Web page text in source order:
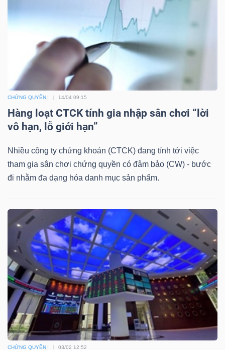
CHỨNG QUYỀN 14/04 09:15
Hàng loạt CTCK tính gia nhập sân chơi “lời
vô hạn, lỗ giới hạn”
Nhiều công ty chứng khoán (CTCK) đang tính tới việc
tham gia sân chơi chứng quyền có đảm bảo (CW) - bước
đi nhằm đa dạng hóa danh mục sản phẩm.
CHỨNG QUYỀN 03/02 12:52
TRUYỀN
THÔNG
TIỆN
ÍCH
BẤT
ĐỘNG
SẢN
Mã
chứng
khoán
(-)
Tất cả Cổ phiếu Chỉ số Chứng chỉ quỹ Chứng